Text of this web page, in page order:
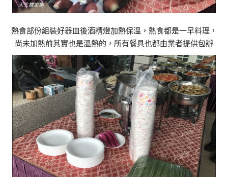
熱食部份組裝好器皿後酒精燈加熱保溫，熱食都是一早料理，
尚未加熱前其實也是溫熱的，所有餐具也都由業者提供包辦